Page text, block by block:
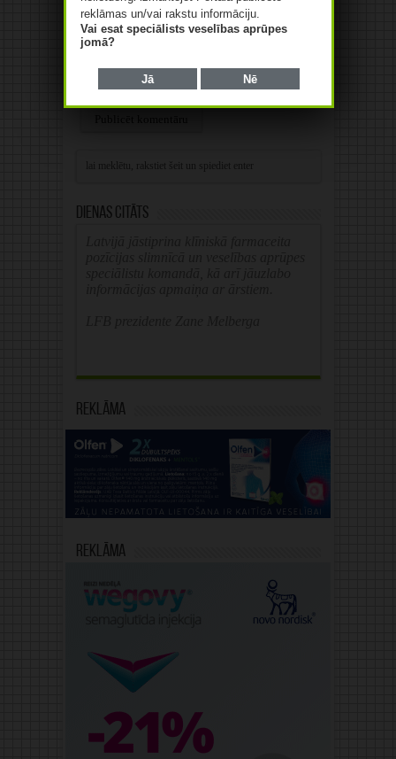
Web
Save my name, email, and website in this
browser for the next time I comment.
Dienas citāts
Reklāma
Reklāma
reklāmas un/vai rakstu informāciju.
Vai esat speciālists veselības aprūpes
jomā?
Jā Nē